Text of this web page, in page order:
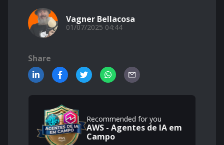
Vagner Bellacosa
01/07/2025 04:44
Share
Recommended for you
AWS - Agentes de IA em
Campo